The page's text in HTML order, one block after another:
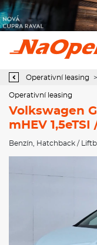
Operativní leasing Volkswagen Golf
Operativní leasing >
Operativní leasing
Volkswagen
mHEV
Benzín Hatchback /